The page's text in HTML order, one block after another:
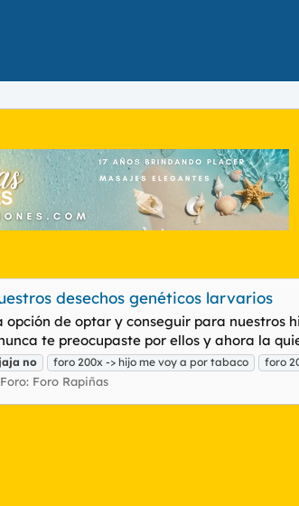
desechos genéticos larvarios
de optar y conseguir para nuestros
te preocupaste por ellos y ahora la
no foro 200x -> hijo me voy a por tabaco foro
Foro: Foro Rapiñas